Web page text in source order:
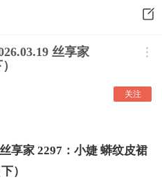
丝享家
关注
享家 2297：小婕 蟒纹皮裙
下）